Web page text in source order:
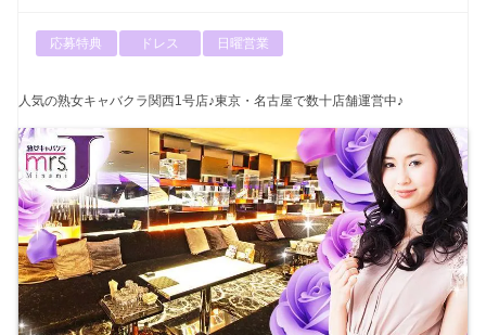
応募特典 ドレス 日曜営業
人気の熟女キャバクラ関西1号店♪東京・名古屋で数十店舗運営中♪